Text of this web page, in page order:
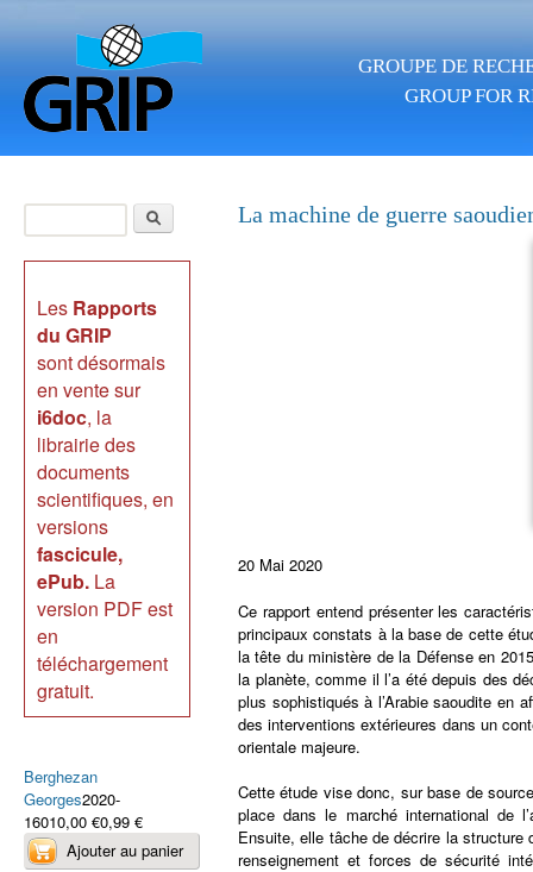
GROUPE DE
GROUP FOR
La machine de guerre
20 Mai 2020
Ce rapport entend présenter les
principaux constats à la base de cette
la tête du ministère de la Défense en
la planète, comme il l’a été depuis des
plus sophistiqués à l’Arabie saoudite en
des interventions extérieures dans un
orientale majeure.
Cette étude vise donc, sur base de
place dans le marché international de
Ensuite, elle tâche de décrire la
renseignement et forces de sécurité
Formulaire de
recherche
Les Rapports
du GRIP
sont désormais
en vente sur
i6doc, la
librairie des
documents
scientifiques, en
versions
fascicule,
ePub. La
version PDF est
en
téléchargement
gratuit.
Berghezan
Georges2020-
16010,00 €0,99 €